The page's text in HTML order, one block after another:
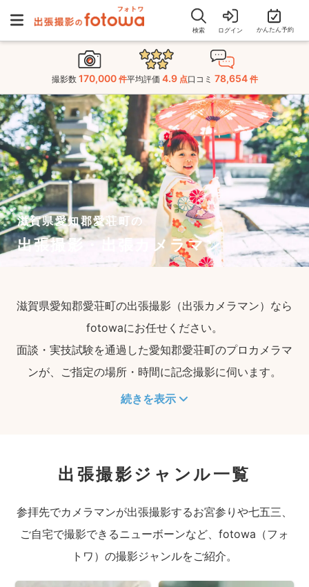
検索 ログイン かんたん予約
撮影数 170,000 件平均評価 4.9 点口コミ 78,654 件
滋賀県愛知郡愛荘町の
出張撮影・出張カメラマン
滋賀県愛知郡愛荘町の出張撮影（出張カメラマン）なら
fotowaにお任せください。
面談・実技試験を通過した愛知郡愛荘町のプロカメラマ
ンが、ご指定の場所・時間に記念撮影に伺います。
続きを表示
出張撮影ジャンル一覧
参拝先でカメラマンが出張撮影するお宮参りや七五三、
ご自宅で撮影できるニューボーンなど、fotowa（フォ
トワ）の撮影ジャンルをご紹介。